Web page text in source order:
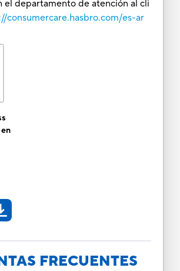
el departamento de atención al cli
consumercare.hasbro.com/es-ar
FRECUENTES